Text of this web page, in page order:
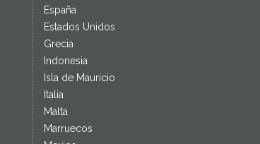
España
Estados Unidos
Grecia
Indonesia
Isla de Mauricio
Italia
Malta
Marruecos